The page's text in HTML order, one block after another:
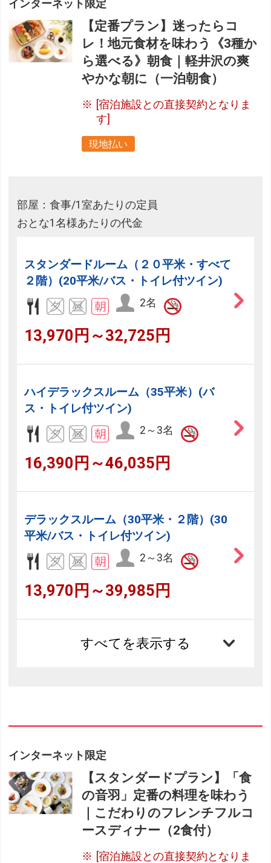
インターネット限定
【定番プラン】迷ったらコ
レ！地元食材を味わう《3種か
ら選べる》朝食｜軽井沢の爽
やかな朝に（一泊朝食）
[宿泊施設との直接契約となりま
す]
現地払い
部屋：食事/1室あたりの定員
おとな1名様あたりの代金
スタンダードルーム（２０平米・すべて
２階）(20平米/バス・トイレ付ツイン)
2名
13,970円～32,725円
ハイデラックスルーム（35平米）(バ
ス・トイレ付ツイン)
2～3名
16,390円～46,035円
デラックスルーム（30平米・２階）(30
平米/バス・トイレ付ツイン)
2～3名
13,970円～39,985円
すべてを表示する
インターネット限定
【スタンダードプラン】「食
の音羽」定番の料理を味わう
｜こだわりのフレンチフルコ
ースディナー（2食付）
[宿泊施設との直接契約となりま